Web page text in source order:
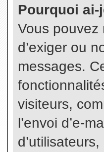
Pourquoi ai-
Vous pouvez
d’exiger ou
messages.
visiteurs,
l’envoi d’e-